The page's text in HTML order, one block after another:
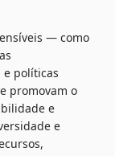
— como
e políticas
promovam o
e
e